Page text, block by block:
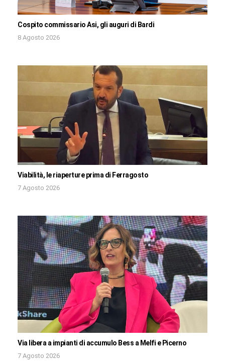
Cospito commissario Asi, gli auguri di Bardi
8 Agosto 2026
Viabilità, le riaperture prima di Ferragosto
7 Agosto 2026
Via libera a impianti di accumulo Bess a Melfi e Picerno
7 Agosto 2026